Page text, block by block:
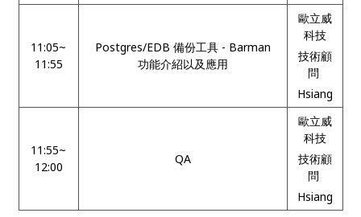
11:05~
11:55
Postgres/EDB 備份工具 - Barman
功能介紹以及應用
歐立威
科技
技術顧
問
Hsiang
11:55~
12:00
QA
歐立威
科技
技術顧
問
Hsiang